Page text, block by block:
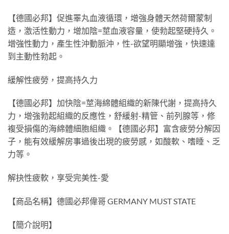
【德國必邦】促進睪丸血液循環，增強身體天然荷爾蒙制
造，激活性動力，增加陰=莖血液容量，使勃起堅硬持久。
增強性動力，產生性沖動脈沖，性-欲望明顯增強，快速達
到主動性勃起。
緩解性疲勞，提高持久力
【德國必邦】加快陰=莖海綿體組織的新陳代謝，提高持久
力，增強勃起組織的反應性，舒緩射-精管、前列腺等，修
複受損傷的海綿體細胞組織。【德國必邦】富含疲勞分解因
子，能有效緩解房事過後出現的疲勞感，如酸軟、嗜睡、乏
力等。
解抉性疲軟，享受完美性-愛
【商品名稱】德國必邦偉哥 GERMANY MUST STATE
【簡介說明】